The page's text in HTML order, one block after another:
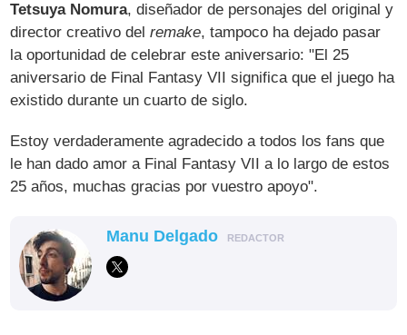
Tetsuya Nomura, diseñador de personajes del original y
director creativo delremake, tampoco ha dejado pasar
la oportunidad de celebrar este aniversario: "El 25
aniversario de Final Fantasy VII significa que el juego ha
existido durante un cuarto de siglo.
Estoy verdaderamente agradecido a todos los fans que
le han dado amor a Final Fantasy VII a lo largo de estos
25 años, muchas gracias por vuestro apoyo".
Manu Delgado REDACTOR